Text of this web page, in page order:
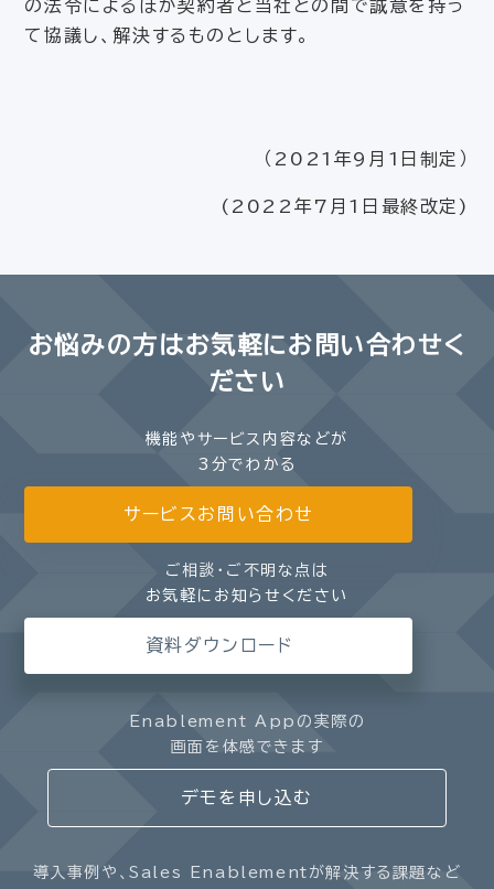
の法令によるほか契約者と当社との間で誠意を持っ
て協議し、解決するものとします。
（2021年9月1日制定）
(2022年7月1日最終改定)
お悩みの方はお気軽にお問い合わせく
ださい
機能やサービス内容などが
3分でわかる
サービスお問い合わせ
ご相談・ご不明な点は
お気軽にお知らせください
資料ダウンロード
Enablement Appの実際の
画面を体感できます
デモを申し込む
導入事例や、Sales Enablementが解決する課題など